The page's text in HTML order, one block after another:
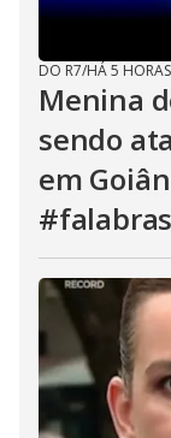
DO R7/HÁ 5 HORAS
Menina
sendo
em